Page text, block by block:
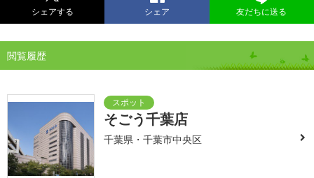
シェアする シェア 友だちに送る
閲覧履歴
そごう千葉店
千葉県・千葉市中央区